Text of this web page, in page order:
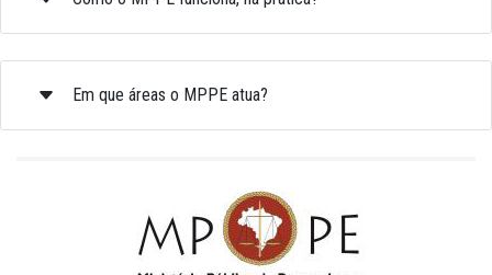
Em que áreas o MPPE atua?